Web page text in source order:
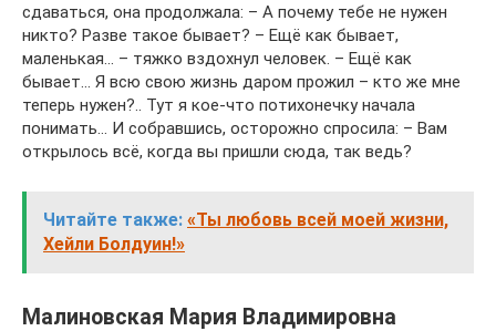
сдаваться, она продолжала: – А почему тебе не нужен
никто? Разве такое бывает? – Ещё как бывает,
маленькая… – тяжко вздохнул человек. – Ещё как
бывает… Я всю свою жизнь даром прожил – кто же мне
теперь нужен?.. Тут я кое-что потихонечку начала
понимать… И собравшись, осторожно спросила: – Вам
открылось всё, когда вы пришли сюда, так ведь?
Читайте также: «Ты любовь всей моей жизни,
Хейли Болдуин!»
Малиновская Мария Владимировна